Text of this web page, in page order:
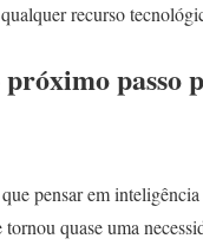
recurso
passo
pensar em
quase uma